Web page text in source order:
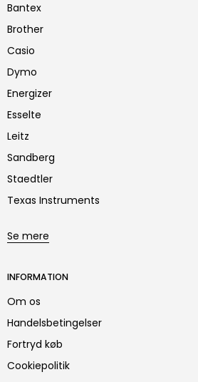
Bantex
Brother
Casio
Dymo
Energizer
Esselte
Leitz
Sandberg
Staedtler
Texas Instruments
Se mere
INFORMATION
Om os
Handelsbetingelser
Fortryd køb
Cookiepolitik